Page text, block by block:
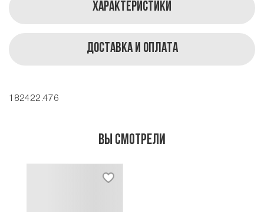
Характеристики
Доставка и оплата
182422.476
Вы смотрели